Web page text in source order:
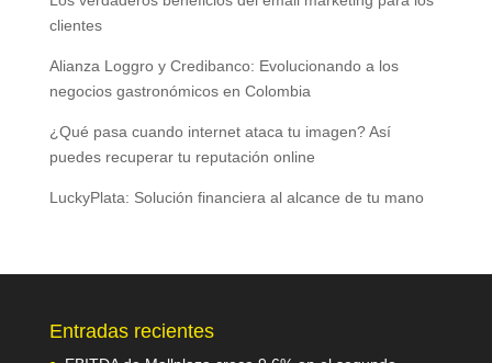
clientes
Alianza Loggro y Credibanco: Evolucionando a los
negocios gastronómicos en Colombia
¿Qué pasa cuando internet ataca tu imagen? Así
puedes recuperar tu reputación online
LuckyPlata: Solución financiera al alcance de tu mano
Entradas recientes